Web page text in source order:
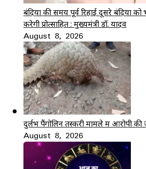
बंदियों की समय पूर्व रिहाई दूसरे बंदियों
करेगी प्रोत्साहित : मुख्यमंत्री डॉ. यादव
August 8, 2026
दुर्लभ पैंगोलिन तस्करी मामले में आरोपी की
August 8, 2026